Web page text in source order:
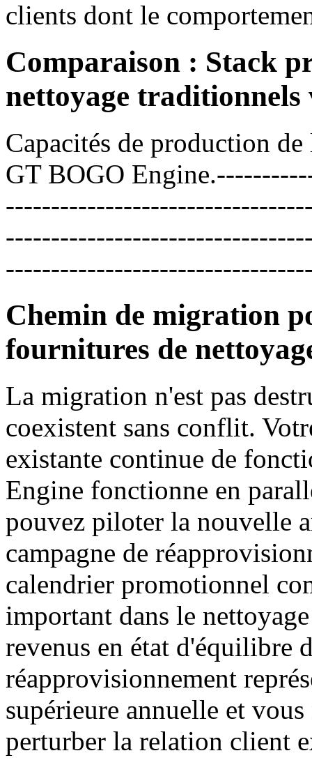
clients dont le
Comparaison : Stack
nettoyage
Capacités de production
GT BOGO
Chemin de migration
fournitures de
La migration n'est pas
coexistent sans conflit.
existante continue de
Engine fonctionne en
pouvez piloter la nouvelle
campagne de
calendrier promotionnel
important dans le
revenus en état d'équilibre
réapprovisionnement
supérieure annuelle et
perturber la relation client